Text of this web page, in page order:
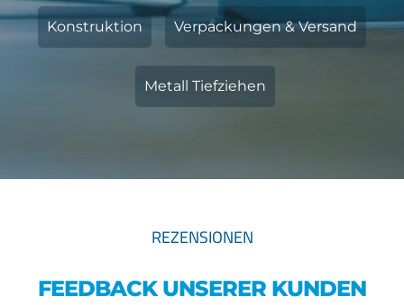
Konstruktion Verpackungen & Versand
Metall Tiefziehen
REZENSIONEN
FEEDBACK UNSERER KUNDEN